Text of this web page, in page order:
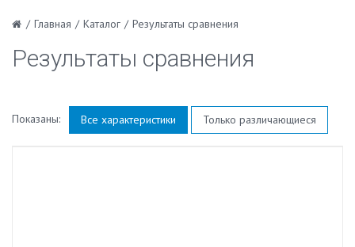
/ Главная / Каталог / Результаты сравнения
Результаты сравнения
Показаны: Все характеристики Только различающиеся